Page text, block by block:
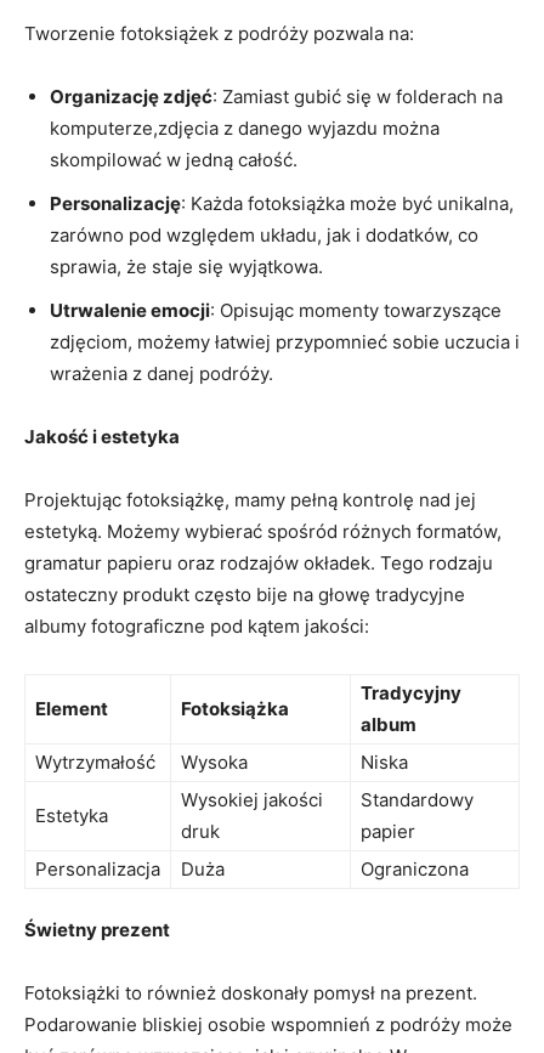
Tworzenie‍ fotoksiążek z podróży pozwala na:
Organizację zdjęć: Zamiast gubić się w folderach na
komputerze,zdjęcia z danego wyjazdu ‌można
skompilować w jedną całość.
Personalizację: Każda fotoksiążka może być unikalna,
zarówno pod względem układu,​ jak i dodatków, co
sprawia, że staje się wyjątkowa.
Utrwalenie emocji: Opisując momenty towarzyszące⁣
zdjęciom, możemy łatwiej przypomnieć sobie ‍uczucia i
wrażenia z danej podróży.
Jakość i estetyka
Projektując fotoksiążkę, mamy pełną kontrolę nad jej
estetyką. Możemy ‌wybierać spośród różnych formatów,
gramatur​ papieru oraz rodzajów ​okładek. Tego rodzaju
ostateczny ⁤produkt⁤ często bije na głowę tradycyjne
albumy ⁣fotograficzne pod ⁢kątem ‌jakości:
Element Fotoksiążka
Tradycyjny
album
Wytrzymałość
Wysoka Niska
Estetyka
Wysokiej jakości
druk
Standardowy
papier
Personalizacja
Duża Ograniczona
Świetny prezent
Fotoksiążki to⁢ również doskonały pomysł na prezent.
Podarowanie ‍bliskiej osobie wspomnień z podróży może